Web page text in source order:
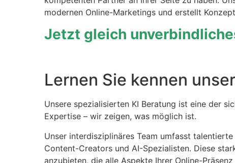
modernen Online-Marketings und erstellt
Jetzt gleich
Lernen Sie kennen
Unsere spezialisierten KI Beratung ist eine der
Expertise – wir zeigen, was möglich ist.
Unser interdisziplinäres Team umfasst
Content-Creators und AI-Spezialisten. Diese
anzubieten, die alle Aspekte Ihrer Online-